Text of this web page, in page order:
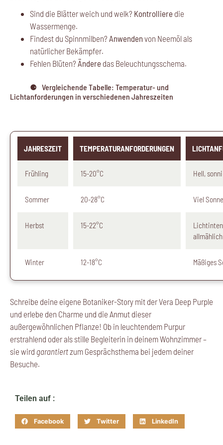
Sind die Blätter weich und welk? Kontrolliere die
Wassermenge.
Findest du Spinnmilben? Anwenden von Neemöl als
natürlicher Bekämpfer.
Fehlen Blüten? Ändere das Beleuchtungsschema.
Vergleichende Tabelle: Temperatur- und
Lichtanforderungen in verschiedenen Jahreszeiten
JAHRESZEIT TEMPERATURANFORDERUNGEN
Frühling 15-20°C Hell,
Sommer 20-28°C Viel
Herbst 15-22°C
Winter 12-18°C Mäßiges
Schreibe deine eigene Botaniker-Story mit der Vera Deep Purple
und erlebe den Charme und die Anmut dieser
außergewöhnlichen Pflanze! Ob in leuchtendem Purpur
erstrahlend oder als stille Begleiterin in deinem Wohnzimmer –
sie wird garantiertzum Gesprächsthema bei jedem deiner
Besuche.
Teilen auf :
Facebook Twitter LinkedIn